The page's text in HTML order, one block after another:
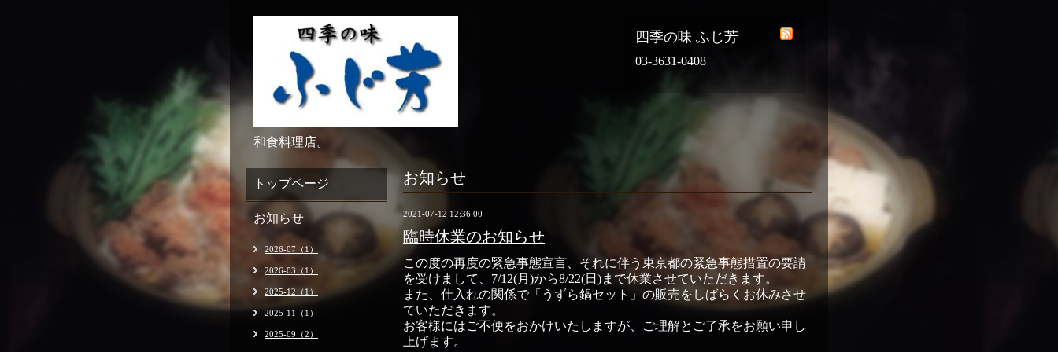
四季の味 ふじ芳
03-3631-0408
和食料理店。
お知らせ
2021-07-12 12:36:00
臨時休業のお知らせ
この度の再度の緊急事態宣言、それに伴う東京都の緊急事態措置の要請
を受けまして、7/12(月)から8/22(日)まで休業させていただきます。
また、仕入れの関係で「うずら鍋セット」の販売をしばらくお休みさせ
ていただきます。
お客様にはご不便をおかけいたしますが、ご理解とご了承をお願い申し
上げます。
トップページ
お知らせ
2026-07（1）
2026-03（1）
2025-12（1）
2025-11（1）
2025-09（2）